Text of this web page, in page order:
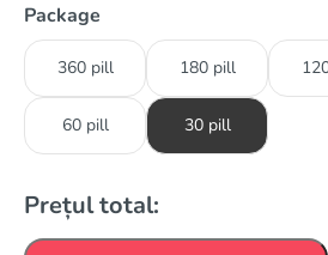
Package
360 pill 180 pill
60 pill 30 pill
Prețul total: